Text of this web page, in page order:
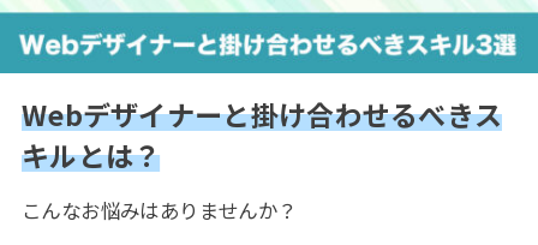
Webデザイナーと掛け合わせるべきス
キルとは？
こんなお悩みはありませんか？